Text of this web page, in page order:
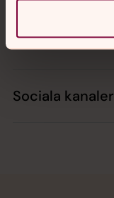
Hitta snabbt
Sociala kanaler